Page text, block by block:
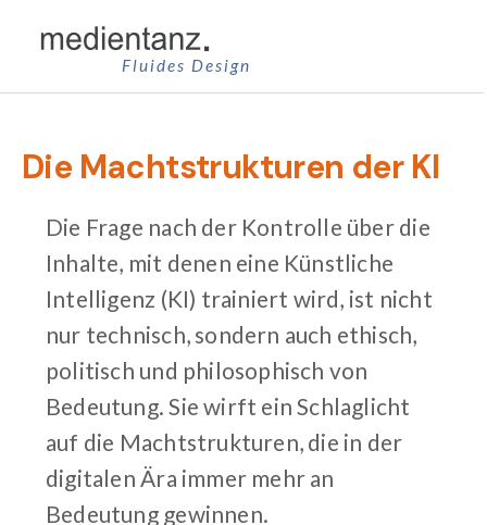
Inhalt
springen
Fluides Design
Die Machtstrukturen der KI
Die Frage nach der Kontrolle über die
Inhalte, mit denen eine Künstliche
Intelligenz (KI) trainiert wird, ist nicht
nur technisch, sondern auch ethisch,
politisch und philosophisch von
Bedeutung. Sie wirft ein Schlaglicht
auf die Machtstrukturen, die in der
digitalen Ära immer mehr an
Bedeutung gewinnen.